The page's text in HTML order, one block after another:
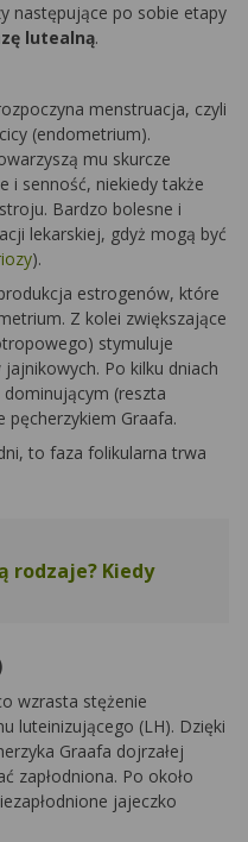
następujące po sobie etapy
lutealną.
menstruacja, czyli
(endometrium).
mu skurcze
i senność, niekiedy także
Bardzo bolesne i
lekarskiej, gdyż mogą być
).
estrogenów, które
Z kolei zwiększające
stymuluje
Po kilku dniach
(reszta
pęcherzykiem Graafa.
to faza folikularna trwa
rodzaje? Kiedy
wzrasta stężenie
luteinizującego (LH). Dzięki
Graafa dojrzałej
zapłodniona. Po około
jajeczko